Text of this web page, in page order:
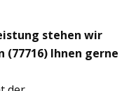
stehen wir
(77716) Ihnen gerne